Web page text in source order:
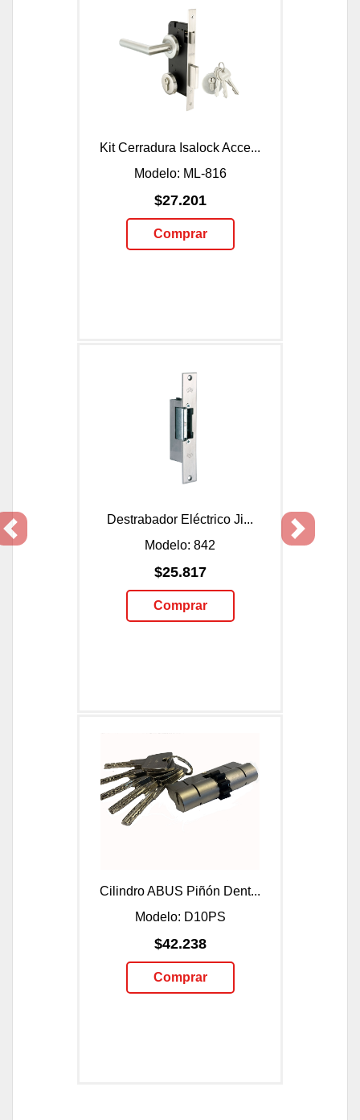
Kit Cerradura Isalock Acce...
Modelo: ML-816
$27.201
Comprar
Destrabador Eléctrico Ji...
Modelo: 842
$25.817
Comprar
Cilindro ABUS Piñón Dent...
Modelo: D10PS
$42.238
Comprar
Previous Next